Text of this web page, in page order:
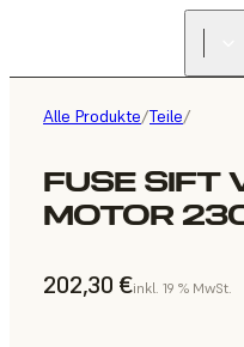
Alle Produkte/Teile/
FUSE SIFT
MOTOR
202,30 €inkl. 19 % MwSt.